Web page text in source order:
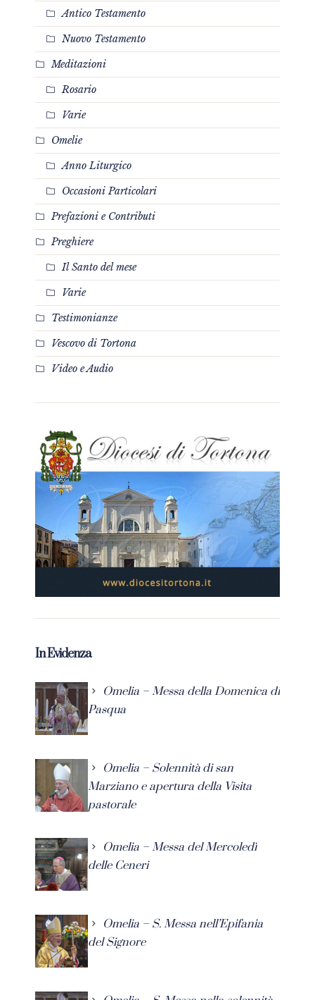
Antico Testamento
Nuovo Testamento
Meditazioni
Rosario
Varie
Omelie
Anno Liturgico
Occasioni Particolari
Prefazioni e Contributi
Preghiere
Il Santo del mese
Varie
Testimonianze
Vescovo di Tortona
Video e Audio
In Evidenza
Omelia – Messa della Domenica di
Pasqua
Omelia – Solennità di san
Marziano e apertura della Visita
pastorale
Omelia – Messa del Mercoledì
delle Ceneri
Omelia – S. Messa nell’Epifania
del Signore